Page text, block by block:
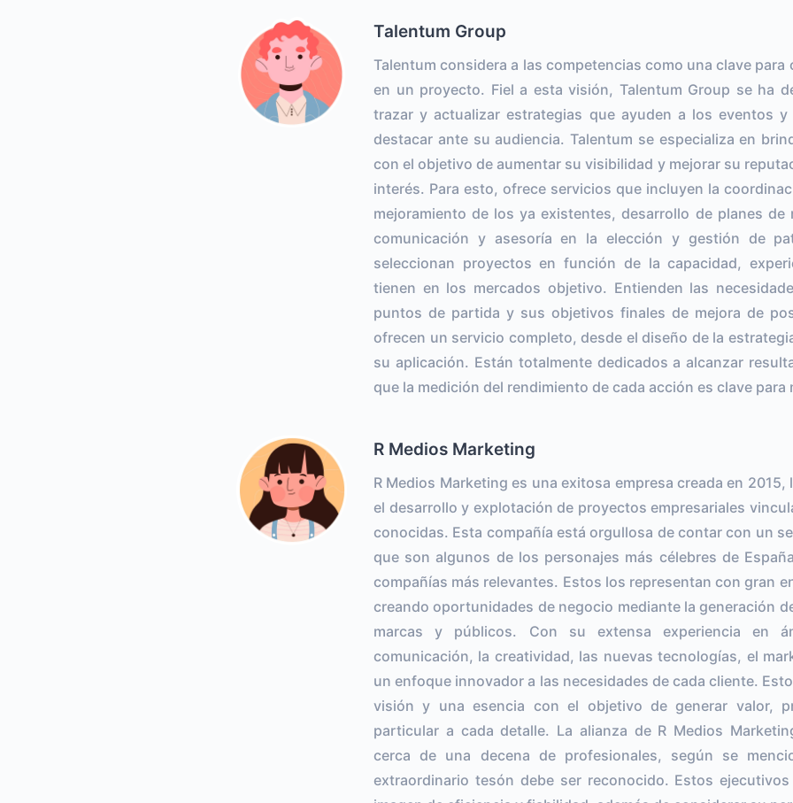
Talentum Group
Talentum considera a las competencias como una clave
en un proyecto. Fiel a esta visión, Talentum Group se ha
trazar y actualizar estrategias que ayuden a los eventos
destacar ante su audiencia. Talentum se especializa en
con el objetivo de aumentar su visibilidad y mejorar su
interés. Para esto, ofrece servicios que incluyen la
mejoramiento de los ya existentes, desarrollo de planes de
comunicación y asesoría en la elección y gestión de
seleccionan proyectos en función de la capacidad,
tienen en los mercados objetivo. Entienden las
puntos de partida y sus objetivos finales de mejora de
ofrecen un servicio completo, desde el diseño de la
su aplicación. Están totalmente dedicados a alcanzar
que la medición del rendimiento de cada acción es clave para
R Medios Marketing
R Medios Marketing es una exitosa empresa creada en 2015,
el desarrollo y explotación de proyectos empresariales
conocidas. Esta compañía está orgullosa de contar con un
que son algunos de los personajes más célebres de
compañías más relevantes. Estos los representan con gran
creando oportunidades de negocio mediante la generación
marcas y públicos. Con su extensa experiencia en
comunicación, la creatividad, las nuevas tecnologías, el
un enfoque innovador a las necesidades de cada cliente.
visión y una esencia con el objetivo de generar valor,
particular a cada detalle. La alianza de R Medios
cerca de una decena de profesionales, según se
extraordinario tesón debe ser reconocido. Estos